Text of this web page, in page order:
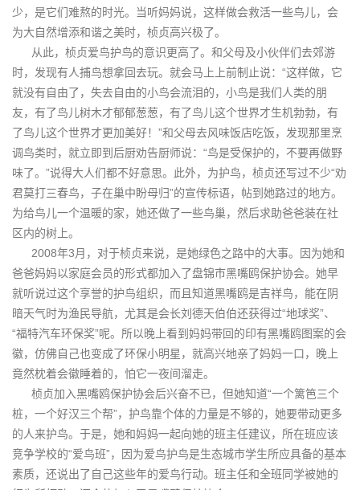
少，是它们难熬的时光。当听妈妈说，这样做会救活一些鸟儿，会
为大自然增添和谐之美时，桢贞高兴极了。
从此，桢贞爱鸟护鸟的意识更高了。和父母及小伙伴们去郊游
时，发现有人捕鸟想拿回去玩。就会马上上前制止说：“这样做，它
就没有自由了，失去自由的小鸟会流泪的，小鸟是我们人类的朋
友，有了鸟儿树木才郁郁葱葱，有了鸟儿这个世界才生机勃勃，有
了鸟儿这个世界才更加美好！”和父母去风味饭店吃饭，发现那里烹
调鸟类时，就立即到后厨劝告厨师说：“鸟是受保护的，不要再做野
味了。”说得大人们都不好意思。此外，为护鸟，桢贞还写过不少“劝
君莫打三春鸟，子在巢中盼母归”的宣传标语，帖到她路过的地方。
为给鸟儿一个温暖的家，她还做了一些鸟巢，然后求助爸爸装在社
区内的树上。
2008年3月，对于桢贞来说，是她绿色之路中的大事。因为她和
爸爸妈妈以家庭会员的形式都加入了盘锦市黑嘴鸥保护协会。她早
就听说过这个享誉的护鸟组织，而且知道黑嘴鸥是吉祥鸟，能在阴
暗天气时为渔民导航，尤其是会长刘德天伯伯还获得过“地球奖”、
“福特汽车环保奖”呢。所以晚上看到妈妈带回的印有黑嘴鸥图案的会
徽，仿佛自己也变成了环保小明星，就高兴地亲了妈妈一口，晚上
竟然枕着会徽睡着的，怕它一夜间溜走。
桢贞加入黑嘴鸥保护协会后兴奋不已，但她知道“一个篱笆三个
桩，一个好汉三个帮”，护鸟靠个体的力量是不够的，她要带动更多
的人来护鸟。于是，她和妈妈一起向她的班主任建议，所在班应该
竞争学校的“爱鸟班”，因为爱鸟护鸟是生态城市学生所应具备的基本
素质，还说出了自己这些年的爱鸟行动。班主任和全班同学被她的